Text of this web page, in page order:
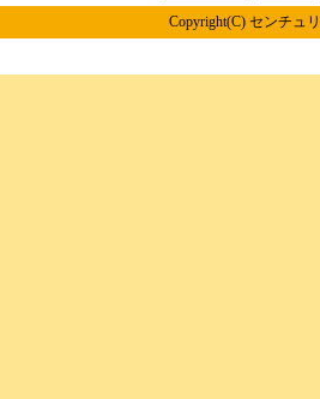
Copyright(C) センチュ